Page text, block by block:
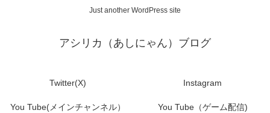
Just another WordPress site
アシリカ（あしにゃん）ブログ
Twitter(X) Instagram
You Tube(メインチャンネル） You Tube（ゲーム配信)